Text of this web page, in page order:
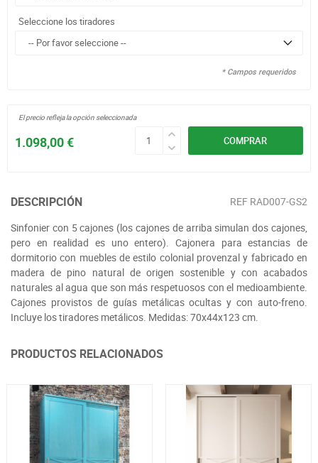
Seleccione los tiradores
* Campos requeridos
COMPRAR
1.098,00 €
El precio refleja la opción seleccionada
DESCRIPCIÓN REF RAD007-GS2
Sinfonier con 5 cajones (los cajones de arriba simulan dos cajones,
pero en realidad es uno entero). Cajonera para estancias de
dormitorio con muebles de estilo colonial provenzal y fabricado en
madera de pino natural de origen sostenible y con acabados
naturales al agua que son más respetuosos con el medioambiente.
Cajones provistos de guías metálicas ocultas y con auto-freno.
Incluye los tiradores metálicos. Medidas: 70x44x123 cm.
PRODUCTOS RELACIONADOS